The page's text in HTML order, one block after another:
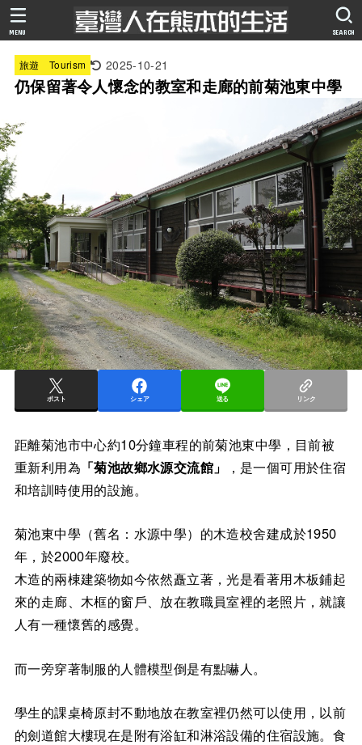
SEARCH
MENU
旅遊 Tourism 2025-10-21
仍保留著令人懷念的教室和走廊的前菊池東中學
ポスト シェア 送る リンク
距離菊池市中心約10分鐘車程的前菊池東中學，目前被
重新利用為 「菊池故鄉水源交流館」
，是一個可用於住宿
和培訓時使用的設施。
菊池東中學（舊名：水源中學）的木造校舍建成於1950
年，於2000年廢校。
木造的兩棟建築物如今依然矗立著，光是看著用木板鋪起
來的走廊、木框的窗戶、放在教職員室裡的老照片，就讓
人有一種懷舊的感覺。
而一旁穿著制服的人體模型倒是有點嚇人。
學生的課桌椅原封不動地放在教室裡仍然可以使用，以前
的劍道館大樓現在是附有浴缸和淋浴設備的住宿設施。食